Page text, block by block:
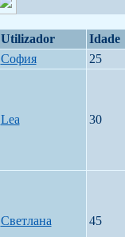
Utilizador
Idade
София
25
Lea 30
Светлана 45